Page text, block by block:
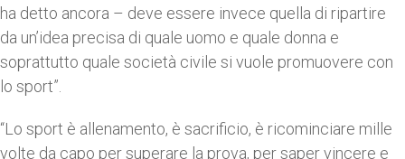
ha detto ancora – deve essere invece quella di ripartire
da un’idea precisa di quale uomo e quale donna e
soprattutto quale società civile si vuole promuovere con
lo sport”.
“Lo sport è allenamento, è sacrificio, è ricominciare mille
volte da capo per superare la prova, per saper vincere e